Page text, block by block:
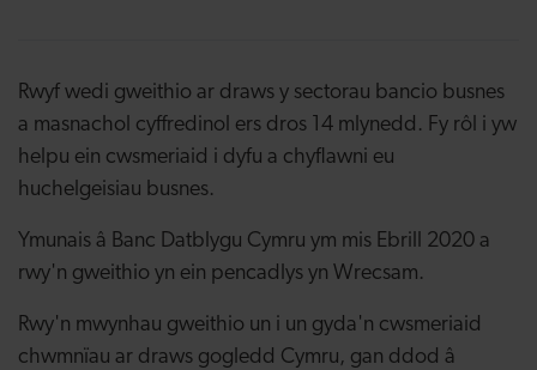
Rwyf wedi gweithio ar draws y sectorau bancio busnes
a masnachol cyffredinol ers dros 14 mlynedd. Fy rôl i yw
helpu ein cwsmeriaid i dyfu a chyflawni eu
huchelgeisiau busnes.
Ymunais â Banc Datblygu Cymru ym mis Ebrill 2020 a
rwy'n gweithio yn ein pencadlys yn Wrecsam.
Rwy'n mwynhau gweithio un i un gyda'n cwsmeriaid
chwmnïau ar draws gogledd Cymru, gan ddod â